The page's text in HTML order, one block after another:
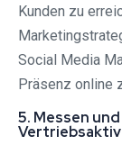
Kunden zu
Social Media
Präsenz online
5. Messen